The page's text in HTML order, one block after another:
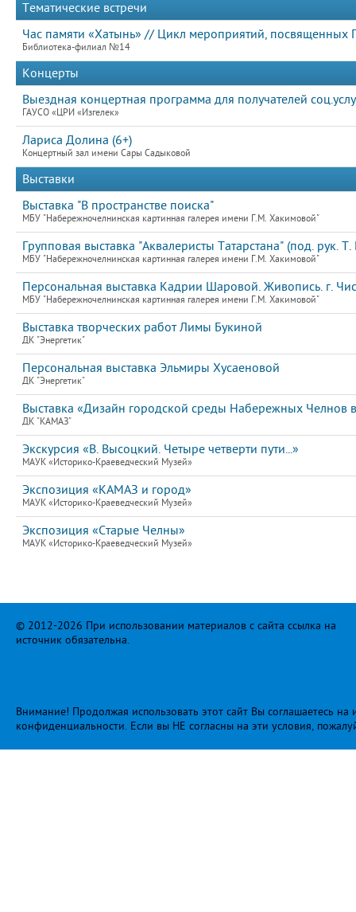
Тематические встречи
Час памяти «Хатынь» // Цикл мероприятий,
Библиотека-филиал №14
Концерты
Выездная концертная программа для получателей
ГАУСО «ЦРИ «Изгелек»
Лариса Долина (6+)
Концертный зал имени Сары Садыковой
Выставки
Выставка "В пространстве поиска"
МБУ "Набережночелнинская картинная галерея имени Г.М. Хакимовой"
Групповая выставка "Аквалеристы Татарстана" (под. рук.
МБУ "Набережночелнинская картинная галерея имени Г.М. Хакимовой"
Персональная выставка Кадрии Шаровой. Живопись. г.
МБУ "Набережночелнинская картинная галерея имени Г.М. Хакимовой"
Выставка творческих работ Лимы Букиной
ДК "Энергетик"
Персональная выставка Эльмиры Хусаеновой
ДК "Энергетик"
Выставка «Дизайн городской среды Набережных Челнов
ДК "КАМАЗ"
Экскурсия «В. Высоцкий. Четыре четверти пути...»
МАУК «Историко-Краеведческий Музей»
Экспозиция «КАМАЗ и город»
МАУК «Историко-Краеведческий Музей»
Экспозиция «Старые Челны»
МАУК «Историко-Краеведческий Музей»
© 2012-2026 При использовании материалов с сайта ссылка на
источник обязательна.
Внимание! Продолжая использовать этот сайт Вы соглашаетесь
конфиденциальности. Если вы НЕ согласны на эти условия,